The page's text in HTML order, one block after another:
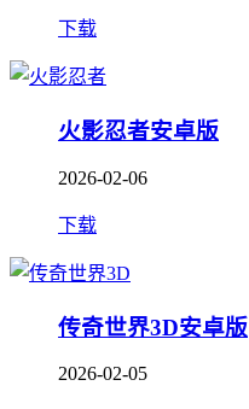
下载
火影忍者安卓版
2026-02-06
下载
传奇世界3D安卓版
2026-02-05